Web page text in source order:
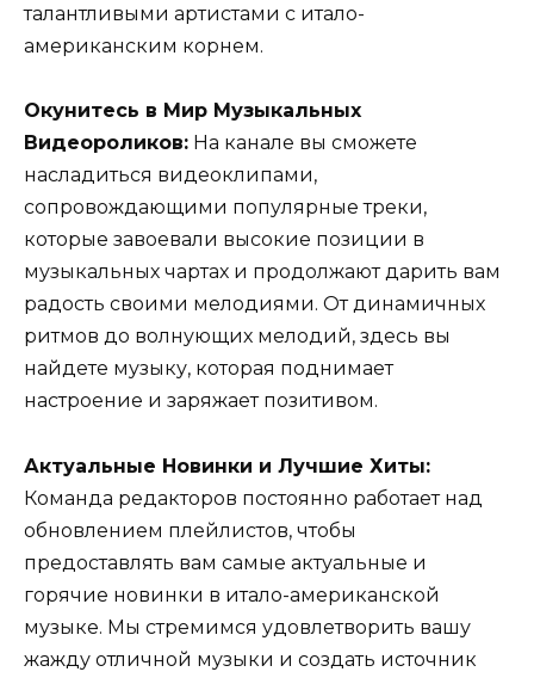
талантливыми артистами с итало-
американским корнем.
Окунитесь в Мир Музыкальных
Видеороликов: На канале вы сможете
насладиться видеоклипами,
сопровождающими популярные треки,
которые завоевали высокие позиции в
музыкальных чартах и продолжают дарить вам
радость своими мелодиями. От динамичных
ритмов до волнующих мелодий, здесь вы
найдете музыку, которая поднимает
настроение и заряжает позитивом.
Актуальные Новинки и Лучшие Хиты:
Команда редакторов постоянно работает над
обновлением плейлистов, чтобы
предоставлять вам самые актуальные и
горячие новинки в итало-американской
музыке. Мы стремимся удовлетворить вашу
жажду отличной музыки и создать источник